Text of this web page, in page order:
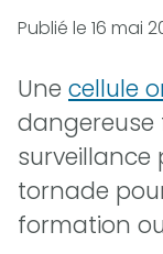
Publié le 16 mai
Une cellule
dangereuse
surveillance
tornade
formation